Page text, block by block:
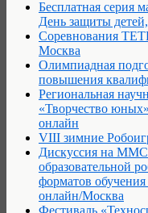
Бесплатная серия
День защиты
Соревнования
Москва
Олимпиадная
повышения
Региональная
«Творчество
онлайн
VIII зимние
Дискуссия на
образовательной
форматов
онлайн/Москва